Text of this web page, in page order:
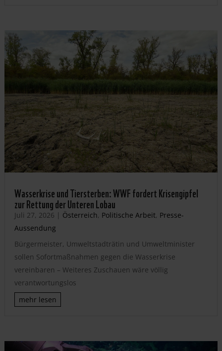
Wasserkrise und Tiersterben: WWF fordert Krisengipfel
zur Rettung der Unteren Lobau
Juli 27, 2026 | Österreich, Politische Arbeit, Presse-
Aussendung
Bürgermeister, Umweltstadträtin und Umweltminister
sollen Sofortmaßnahmen gegen die Wasserkrise
vereinbaren – Weiteres Zuschauen wäre völlig
verantwortungslos
mehr lesen